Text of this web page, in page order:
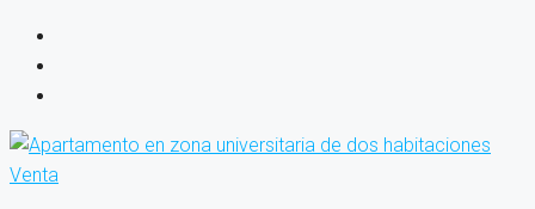
Venta